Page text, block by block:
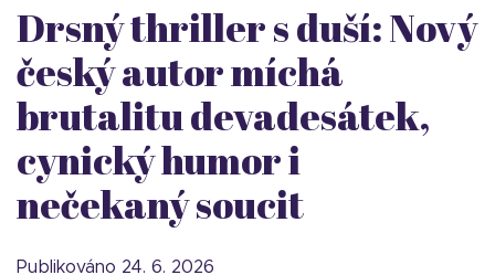
Drsný thriller s duší: Nový
český autor míchá
brutalitu devadesátek,
cynický humor i
nečekaný soucit
Publikováno 24. 6. 2026